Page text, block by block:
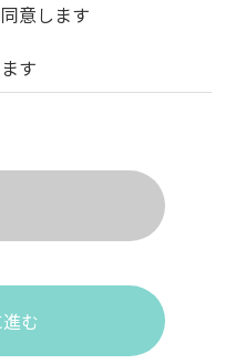
意します
す
む